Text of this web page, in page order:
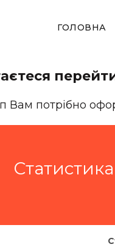
ГОЛОВНА
Вам потрібно